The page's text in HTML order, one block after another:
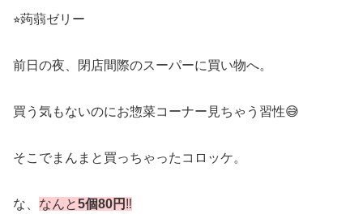
⭐︎蒟蒻ゼリー
前日の夜、閉店間際のスーパーに買い物へ。
買う気もないのにお惣菜コーナー見ちゃう習性😅
そこでまんまと買っちゃったコロッケ。
な、 なんと5個80円 ‼️